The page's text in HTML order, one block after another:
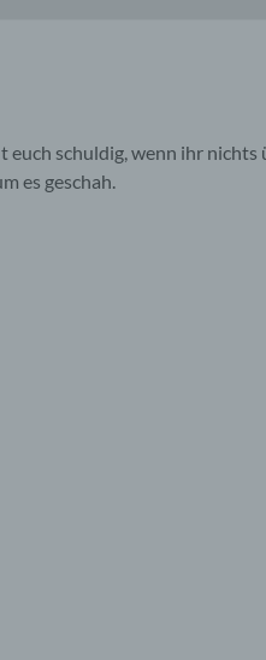
schuldig, wenn ihr
es geschah.